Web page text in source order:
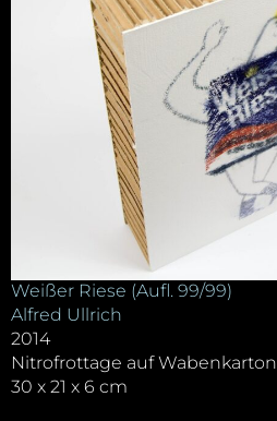
Weißer Riese (Aufl. 99/99)
Alfred Ullrich
2014
Nitrofrottage auf Wabenkarton
30 x 21 x 6 cm